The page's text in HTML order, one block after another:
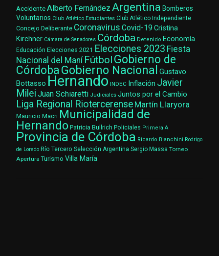
AccidenteAlberto Fernández Argentina Bomberos
Voluntarios Club Atlético Estudiantes Club Atlético Independiente
Concejo Deliberante Coronavirus Covid-19 Cristina
Kirchner Cámara de Senadores Córdoba Detenido Economía
Educación Elecciones 2021 Elecciones 2023 Fiesta
Nacional del Maní Fútbol Gobierno de
CórdobaGobierno Nacional Gustavo
Bottasso Hernando INDEC Inflación Javier
Milei Juan Schiaretti Judiciales Juntos por el Cambio
Liga Regional Riotercerense Martín Llaryora
Mauricio Macri Municipalidad de
Hernando Patricia Bullrich Policiales Primera A
Provincia de Córdoba Ricardo Bianchini Rodrigo
de Loredo Río Tercero Selección Argentina Sergio Massa Torneo
Apertura Turismo Villa María